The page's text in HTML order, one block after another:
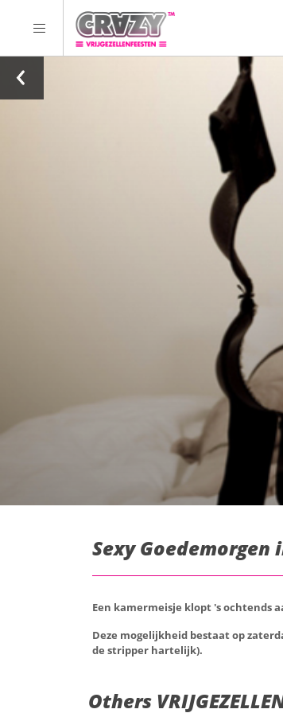
Sexy
Een kamermeisje klopt 's ochtends
Deze mogelijkheid bestaat op
de stripper hartelijk).
Others